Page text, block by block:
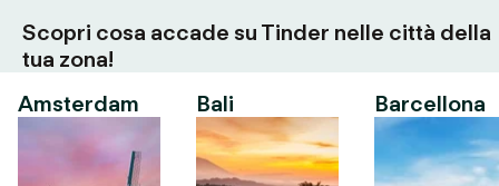
Scopri cosa accade su Tinder nelle città della
tua zona!
Amsterdam
Bali Barcellona